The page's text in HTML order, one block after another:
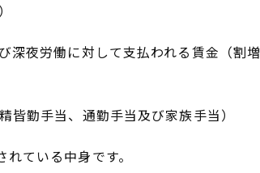
夜労働に対して支払われる賃金（割増
勤手当、通勤手当及び家族手当）
ている中身です。